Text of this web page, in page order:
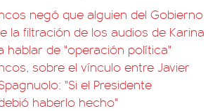
negó que alguien del Gobierno
la filtración de los audios de Karina
hablar de "operación política"
sobre el vínculo entre Javier
"Si el Presidente
haberlo hecho"